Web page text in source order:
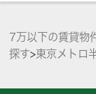
7万以下の賃貸
探す>東京メトロ